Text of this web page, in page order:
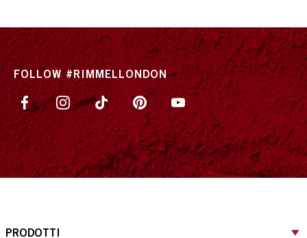
FOLLOW #RIMMELLONDON
PRODOTTI